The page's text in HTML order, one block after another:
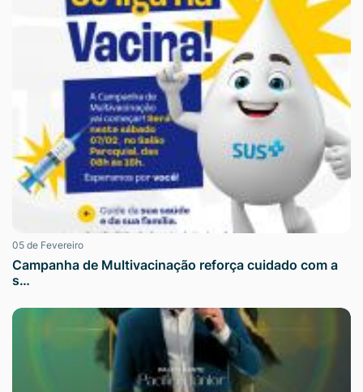
05 de Fevereiro
Campanha de Multivacinação reforça cuidado com a
s…